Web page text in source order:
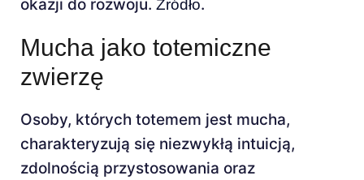
okazji do rozwoju. Źródło.
Mucha jako totemiczne
zwierzę
Osoby, których totemem jest mucha,
charakteryzują się niezwykłą intuicją,
zdolnością przystosowania oraz